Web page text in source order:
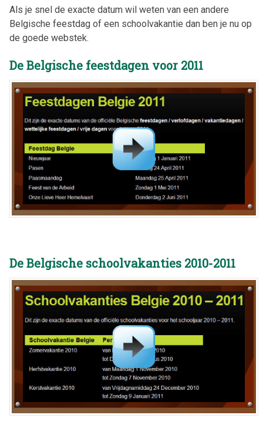
Als je snel de exacte datum wil weten van een andere
Belgische feestdag of een schoolvakantie dan ben je nu op
de goede webstek.
De Belgische feestdagen voor 2011
De Belgische schoolvakanties 2010-2011